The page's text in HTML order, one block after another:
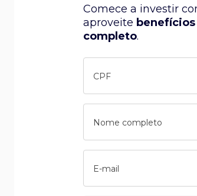
Comece a investir
aproveite
completo.
CPF
Nome completo
E-mail